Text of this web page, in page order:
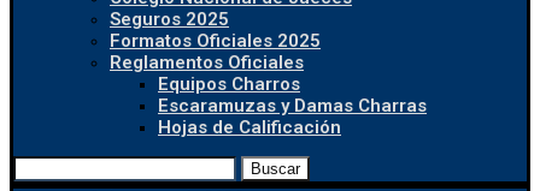
Seguros 2025
Formatos Oficiales 2025
Reglamentos Oficiales
Equipos Charros
Escaramuzas y Damas Charras
Hojas de Calificación
Buscar